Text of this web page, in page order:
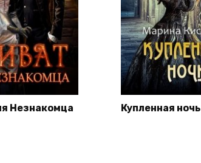
Незнакомца Купленная ночь